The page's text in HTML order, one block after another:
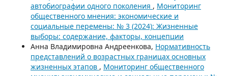
автобиографии одного поколения , Мониторинг
общественного мнения: экономические и
социальные перемены: № 3 (2024): Жизненные
выборы: содержание, факторы, концепции
Анна Владимировна Андреенкова, Нормативность
представлений о возрастных границах основных
жизненных этапов , Мониторинг общественного